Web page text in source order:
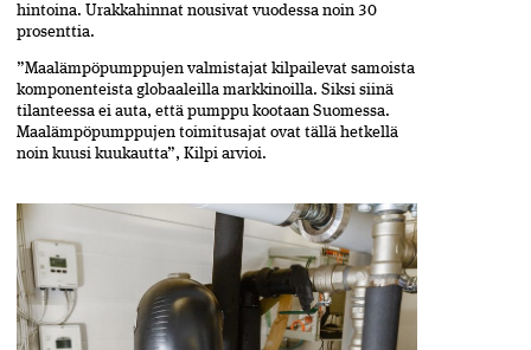
hintoina. Urakkahinnat nousivat vuodessa noin 30
prosenttia.
”Maalämpöpumppujen valmistajat kilpailevat samoista
komponenteista globaaleilla markkinoilla. Siksi siinä
tilanteessa ei auta, että pumppu kootaan ­Suomessa.
Maalämpöpumppujen toimitusajat ovat tällä hetkellä
noin kuusi kuukautta”, Kilpi arvioi.